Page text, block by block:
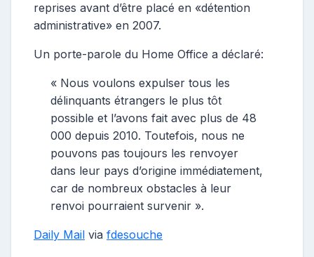
reprises avant d’être placé en «détention
administrative» en 2007.
Un porte-parole du Home Office a déclaré:
« Nous voulons expulser tous les
délinquants étrangers le plus tôt
possible et l’avons fait avec plus de 48
000 depuis 2010. Toutefois, nous ne
pouvons pas toujours les renvoyer
dans leur pays d’origine immédiatement,
car de nombreux obstacles à leur
renvoi pourraient survenir ».
Daily Mail via fdesouche